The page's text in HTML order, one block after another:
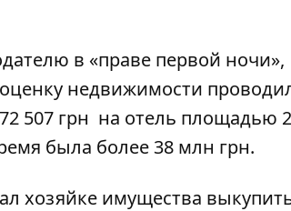
в «праве первой
недвижимости
507 грн на отель площадью
была более 38 млн грн.
хозяйке имущества